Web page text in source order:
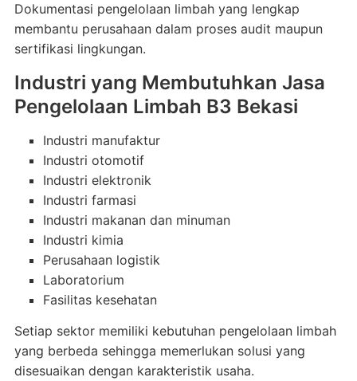
Dokumentasi pengelolaan limbah yang lengkap
membantu perusahaan dalam proses audit maupun
sertifikasi lingkungan.
Industri yang Membutuhkan Jasa
Pengelolaan Limbah B3 Bekasi
Industri manufaktur
Industri otomotif
Industri elektronik
Industri farmasi
Industri makanan dan minuman
Industri kimia
Perusahaan logistik
Laboratorium
Fasilitas kesehatan
Setiap sektor memiliki kebutuhan pengelolaan limbah
yang berbeda sehingga memerlukan solusi yang
disesuaikan dengan karakteristik usaha.